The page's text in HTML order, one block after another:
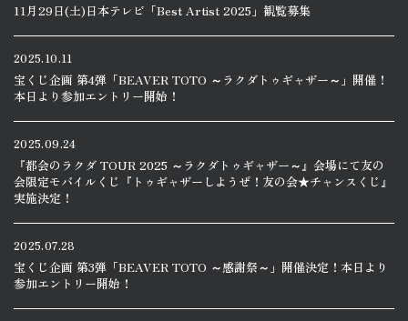
11月29日(土)日本テレビ「Best Artist 2025」観覧募集
2025.10.11
宝くじ企画 第4弾「BEAVER TOTO ～ラクダトゥギャザー～」開催！
本日より参加エントリー開始！
2025.09.24
『都会のラクダ TOUR 2025 ～ラクダトゥギャザー～』会場にて友の
会限定モバイルくじ『トゥギャザーしようぜ！友の会★チャンスくじ』
実施決定！
2025.07.28
宝くじ企画 第3弾「BEAVER TOTO ～感謝祭～」開催決定！本日より
参加エントリー開始！